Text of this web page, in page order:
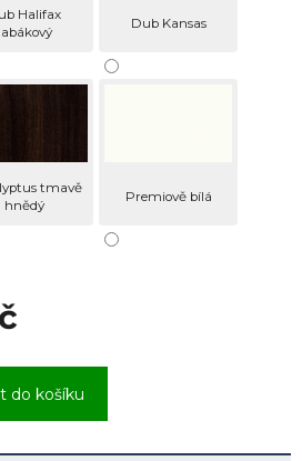
Halifax
Dub Kansas
tmavě
hnědý
Premiově bílá
do košíku